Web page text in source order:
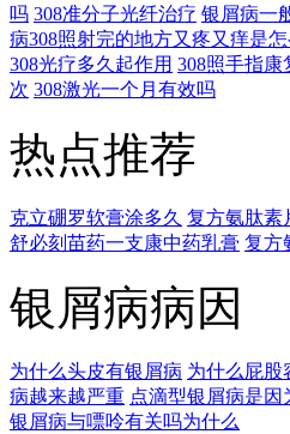
吗 308准分子光纤治疗 银屑病一
病308照射完的地方又疼又痒是
308光疗多久起作用 308照手指康
次 308激光一个月有效吗
热点推荐
克立硼罗软膏涂多久 复方氨肽素
舒必刻苗药一支康中药乳膏 复方
银屑病病因
为什么头皮有银屑病 为什么屁股
病越来越严重 点滴型银屑病是因
银屑病与嘌呤有关吗为什么